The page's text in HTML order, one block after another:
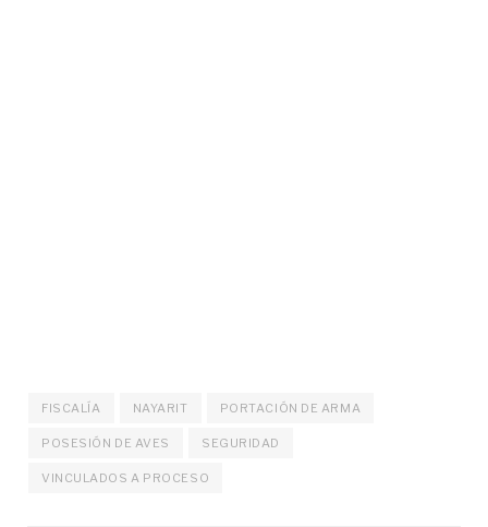
FISCALÍA NAYARIT PORTACIÓN DE ARMA
POSESIÓN DE AVES SEGURIDAD
VINCULADOS A PROCESO